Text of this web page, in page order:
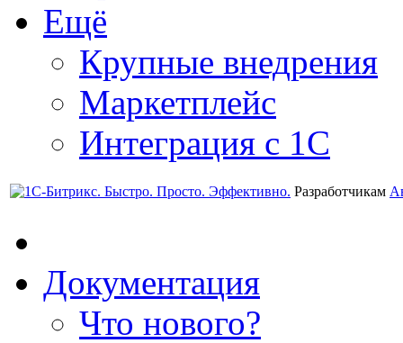
Ещё
Крупные внедрения
Маркетплейс
Интеграция с 1С
Разработчикам
Документация
Что нового?